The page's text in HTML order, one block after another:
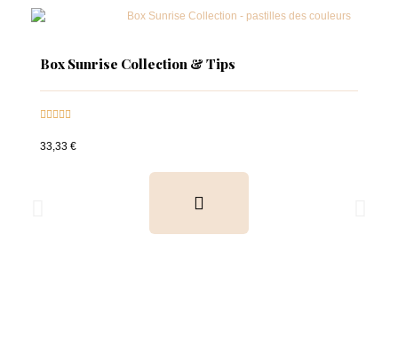
Box Sunrise Collection & Tips

33,33 €